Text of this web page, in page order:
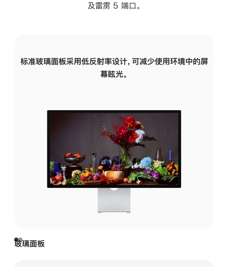
及雷雳 5 端口。
标准玻璃面板采用低反射率设计，可减少使用环境中的屏
幕眩光。
玻璃面板